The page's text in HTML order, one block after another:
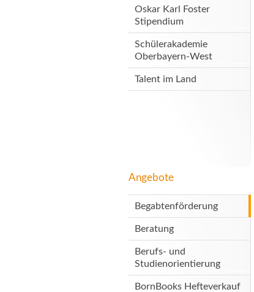
Oskar Karl Foster
Stipendium
Schülerakademie
Oberbayern-West
Talent im Land
Angebote
Begabtenförderung
Beratung
Berufs- und
Studienorientierung
BornBooks Hefteverkauf